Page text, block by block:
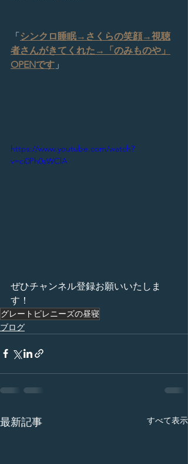
「シンクロ睡眠→さくらの笑顔→視聴
者さんがきてくれた→「のみものや」
OPENです 」
https://www.youtube.com/watch?
v=ci0Ph0sWClA
ぜひチャンネル登録お願いいたしま
す！
グレートピレニーズの昼寝
ブログ
最新記事 すべて表示